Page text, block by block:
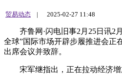
贸易动态 | 2025-02-27 11:48
齐鲁网·闪电旧事2月25日讯2
全球”国际市场开辟步履推进会正
出席会议并致辞。
宋军继指出，正在拉动经济增